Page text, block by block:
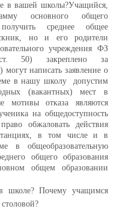
в вашей школы?Учащийся,
основного общего
среднее общее
но и его родители
учреждения ФЗ
50) закреплено за
написать заявление о
в нашу школу допустим
(вакантных) мест в
мотивы отказа являются
на общедоступность
обжаловать действия
в том числе и в
в общеобразовательную
общего образования
общем образовании
школе? Почему учащимся